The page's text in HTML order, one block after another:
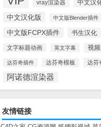
vray渲染器 中文汉
中文汉化版 中文版Blender插件
中文版FCPX插件 书生汉化
文字标题动画 英文字幕 视
达芬奇插件 达芬奇模板 达芬
阿诺德渲染器
友情链接